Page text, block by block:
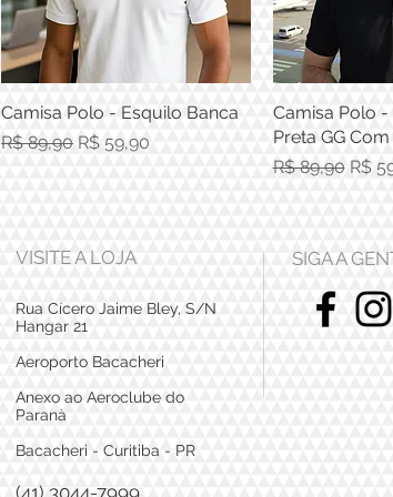
Visualização rápida
Camisa Polo - Esquilo Banca
Preço normal
R$ 89,90 Preço promocional
R$ 59,90
Camisa Polo
Preta GG
Preço normal
R$ 89,90 R$
VISITE A LOJA
Rua Cícero Jaime Bley, S/N
Hangar 21
Aeroporto Bacacheri
Anexo ao Aeroclube do
Paranà
Bacacheri - Curitiba - PR
SIGA A